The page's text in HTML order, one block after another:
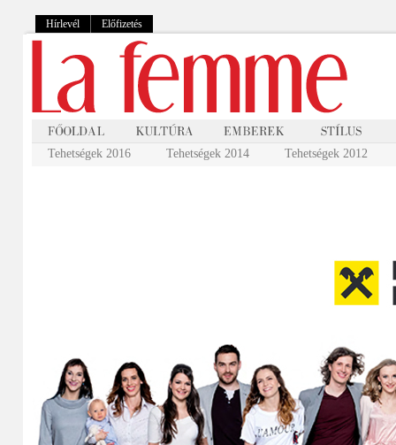
Hírlevél Előfizetés
Tehetségek 2016 Tehetségek 2014 Tehetségek 2012